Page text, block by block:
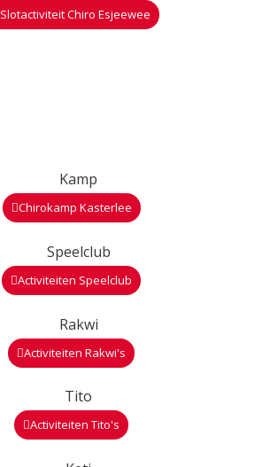
Slotactiviteit Chiro Esjeewee
Chirokamp Kasterlee
Activiteiten Speelclub
Activiteiten Rakwi's
Activiteiten Tito's